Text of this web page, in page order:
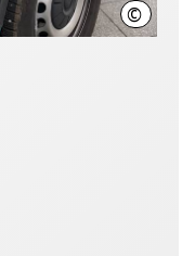
© LHH